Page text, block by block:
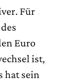
Für
Euro
ist,
hat sein